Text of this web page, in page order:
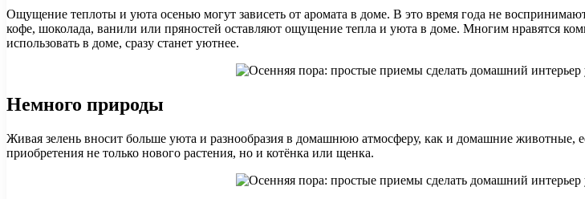
Ощущение теплоты и уюта осенью могут зависеть от аромата в доме. В это время года не
кофе, шоколада, ванили или пряностей оставляют ощущение тепла и уюта в доме. Многим нравятся
использовать в доме, сразу станет уютнее.
Немного природы
Живая зелень вносит больше уюта и разнообразия в домашнюю атмосферу, как и домашние животные,
приобретения не только нового растения, но и котёнка или щенка.